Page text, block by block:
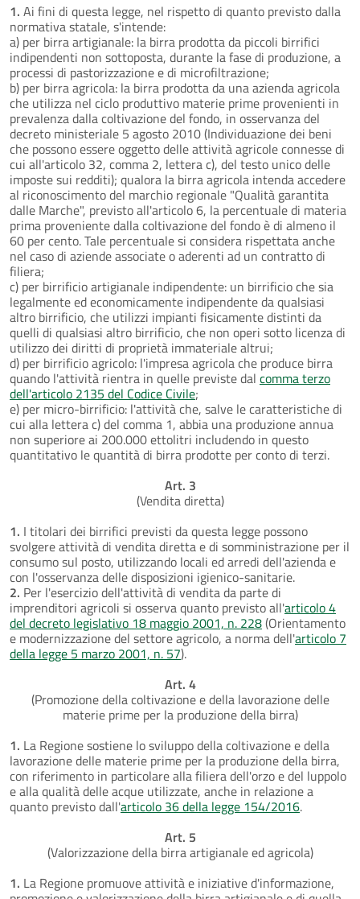
1. Ai fini di questa legge, nel rispetto di quanto previsto dalla
normativa statale, s'intende:
a) per birra artigianale: la birra prodotta da piccoli birrifici
indipendenti non sottoposta, durante la fase di produzione, a
processi di pastorizzazione e di microfiltrazione;
b) per birra agricola: la birra prodotta da una azienda agricola
che utilizza nel ciclo produttivo materie prime provenienti in
prevalenza dalla coltivazione del fondo, in osservanza del
decreto ministeriale 5 agosto 2010 (Individuazione dei beni
che possono essere oggetto delle attività agricole connesse di
cui all'articolo 32, comma 2, lettera c), del testo unico delle
imposte sui redditi); qualora la birra agricola intenda accedere
al riconoscimento del marchio regionale "Qualità garantita
dalle Marche", previsto all'articolo 6, la percentuale di materia
prima proveniente dalla coltivazione del fondo è di almeno il
60 per cento. Tale percentuale si considera rispettata anche
nel caso di aziende associate o aderenti ad un contratto di
filiera;
c) per birrificio artigianale indipendente: un birrificio che sia
legalmente ed economicamente indipendente da qualsiasi
altro birrificio, che utilizzi impianti fisicamente distinti da
quelli di qualsiasi altro birrificio, che non operi sotto licenza di
utilizzo dei diritti di proprietà immateriale altrui;
d) per birrificio agricolo: l'impresa agricola che produce birra
quando l'attività rientra in quelle previste dal comma terzo
dell'articolo 2135 del Codice Civile;
e) per micro-birrificio: l'attività che, salve le caratteristiche di
cui alla lettera c) del comma 1, abbia una produzione annua
non superiore ai 200.000 ettolitri includendo in questo
quantitativo le quantità di birra prodotte per conto di terzi.
Art. 3
(Vendita diretta)
1. I titolari dei birrifici previsti da questa legge possono
svolgere attività di vendita diretta e di somministrazione per il
consumo sul posto, utilizzando locali ed arredi dell'azienda e
con l'osservanza delle disposizioni igienico-sanitarie.
2. Per l'esercizio dell'attività di vendita da parte di
imprenditori agricoli si osserva quanto previsto all'articolo 4
del decreto legislativo 18 maggio 2001, n. 228(Orientamento
e modernizzazione del settore agricolo, a norma dell'articolo 7
della legge 5 marzo 2001, n. 57).
Art. 4
(Promozione della coltivazione e della lavorazione delle
materie prime per la produzione della birra)
1. La Regione sostiene lo sviluppo della coltivazione e della
lavorazione delle materie prime per la produzione della birra,
con riferimento in particolare alla filiera dell'orzo e del luppolo
e alla qualità delle acque utilizzate, anche in relazione a
quanto previsto dall'articolo 36 della legge 154/2016.
Art. 5
(Valorizzazione della birra artigianale ed agricola)
1. La Regione promuove attività e iniziative d'informazione,